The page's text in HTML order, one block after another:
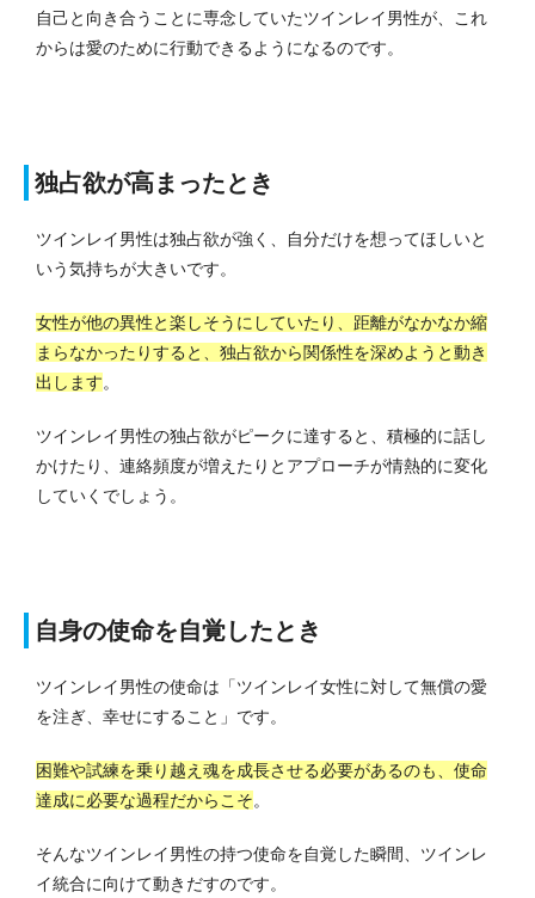
自己と向き合うことに専念していたツインレイ男性が、これ
からは愛のために行動できるようになるのです。
独占欲が高まったとき
ツインレイ男性は独占欲が強く、自分だけを想ってほしいと
いう気持ちが大きいです。
女性が他の異性と楽しそうにしていたり、距離がなかなか縮
まらなかったりすると、独占欲から関係性を深めようと動き
出します。
ツインレイ男性の独占欲がピークに達すると、積極的に話し
かけたり、連絡頻度が増えたりとアプローチが情熱的に変化
していくでしょう。
自身の使命を自覚したとき
ツインレイ男性の使命は「ツインレイ女性に対して無償の愛
を注ぎ、幸せにすること」です。
困難や試練を乗り越え魂を成長させる必要があるのも、使命
達成に必要な過程だからこそ。
そんなツインレイ男性の持つ使命を自覚した瞬間、ツインレ
イ統合に向けて動きだすのです。